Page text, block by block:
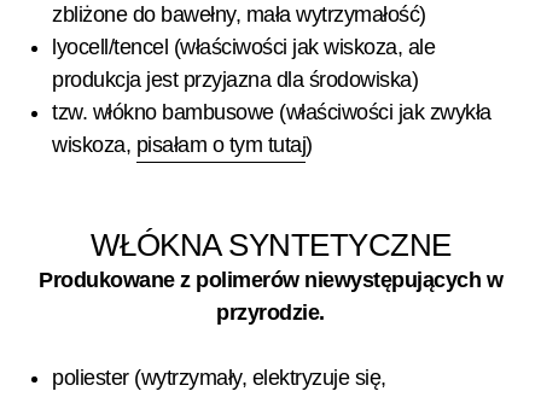
zbliżone do bawełny, mała wytrzymałość)
lyocell/tencel (właściwości jak wiskoza, ale
produkcja jest przyjazna dla środowiska)
tzw. włókno bambusowe (właściwości jak zwykła
wiskoza, pisałam o tym tutaj)
WŁÓKNA SYNTETYCZNE
Produkowane z polimerów niewystępujących w
przyrodzie.
poliester (wytrzymały, elektryzuje się,